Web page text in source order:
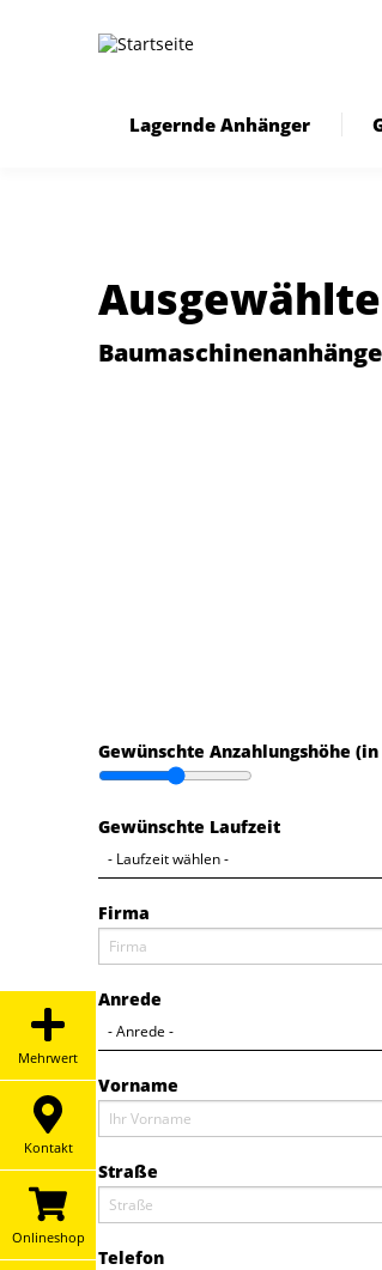
Lagernde Anhänger
Gewünschte Anzahlungshöhe (in
Gewünschte Laufzeit
Firma
Anrede
Vorname
Straße
Telefon
Mehrwert
Kontakt
Onlineshop